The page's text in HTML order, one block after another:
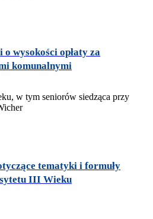
wysokości opłaty za
komunalnymi
tematyki i formuły
III Wieku